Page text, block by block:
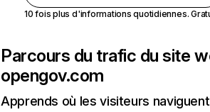
10 fois plus d'informations quotidiennes.
Parcours du trafic du site
opengov.com
Apprends où les visiteurs naviguent